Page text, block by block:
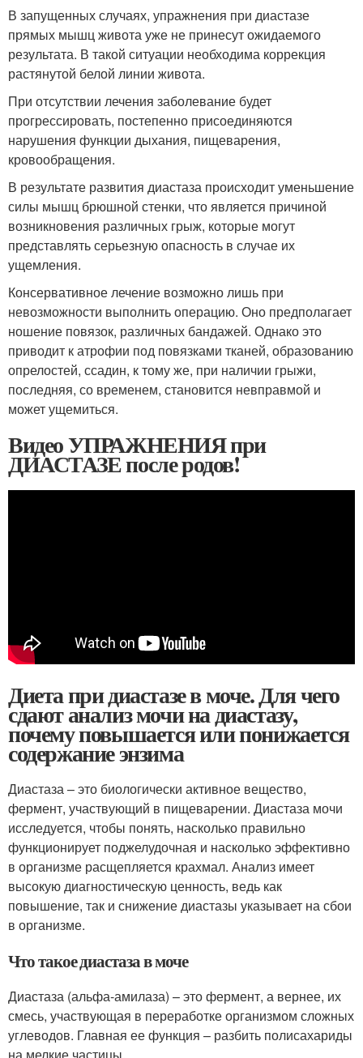
В запущенных случаях, упражнения при диастазе
прямых мышц живота уже не принесут ожидаемого
результата. В такой ситуации необходима коррекция
растянутой белой линии живота.
При отсутствии лечения заболевание будет
прогрессировать, постепенно присоединяются
нарушения функции дыхания, пищеварения,
кровообращения.
В результате развития диастаза происходит уменьшение
силы мышц брюшной стенки, что является причиной
возникновения различных грыж, которые могут
представлять серьезную опасность в случае их
ущемления.
Консервативное лечение возможно лишь при
невозможности выполнить операцию. Оно предполагает
ношение повязок, различных бандажей. Однако это
приводит к атрофии под повязками тканей, образованию
опрелостей, ссадин, к тому же, при наличии грыжи,
последняя, со временем, становится невправмой и
может ущемиться.
Видео УПРАЖНЕНИЯ при
ДИАСТАЗЕ после родов!
Диета при диастазе в моче. Для чего
сдают анализ мочи на диастазу,
почему повышается или понижается
содержание энзима
Диастаза – это биологически активное вещество,
фермент, участвующий в пищеварении. Диастаза мочи
исследуется, чтобы понять, насколько правильно
функционирует поджелудочная и насколько эффективно
в организме расщепляется крахмал. Анализ имеет
высокую диагностическую ценность, ведь как
повышение, так и снижение диастазы указывает на сбои
в организме.
Что такое диастаза в моче
Диастаза (альфа-амилаза) – это фермент, а вернее, их
смесь, участвующая в переработке организмом сложных
углеводов. Главная ее функция – разбить полисахариды
на мелкие частицы.